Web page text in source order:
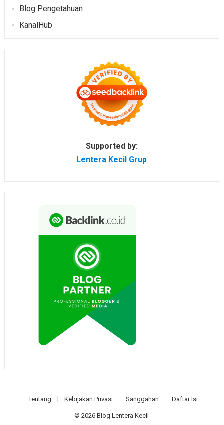
Blog Pengetahuan
KanalHub
Supported by:
Lentera Kecil Grup
Tentang Kebijakan Privasi Sanggahan Daftar Isi
© 2026Blog Lentera Kecil